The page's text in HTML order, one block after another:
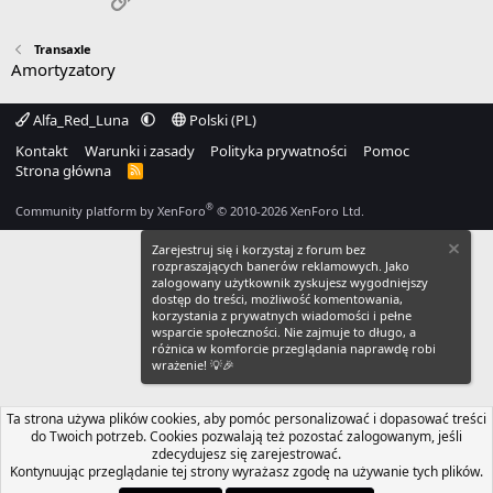
Transaxle
Amortyzatory
Alfa_Red_Luna
Polski (PL)
Kontakt
Warunki i zasady Polityka prywatności
Pomoc
Strona główna
R
S
Community platform by XenForo® © 2010-2026 XenForo Ltd.
Zarejestruj się i korzystaj z forum bez
rozpraszających banerów reklamowych. Jako
zalogowany użytkownik zyskujesz wygodniejszy
dostęp do treści, możliwość komentowania,
korzystania z prywatnych wiadomości i pełne
wsparcie społeczności. Nie zajmuje to długo, a
różnica w komforcie przeglądania naprawdę robi
wrażenie! 💡🎉
Ta strona używa plików cookies, aby pomóc personalizować i dopasować treści
do Twoich potrzeb. Cookies pozwalają też pozostać zalogowanym, jeśli
zdecydujesz się zarejestrować.
Kontynuując przeglądanie tej strony wyrażasz zgodę na używanie tych plików.